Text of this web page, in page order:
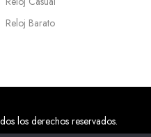
Reloj Barato
los derechos reservados.